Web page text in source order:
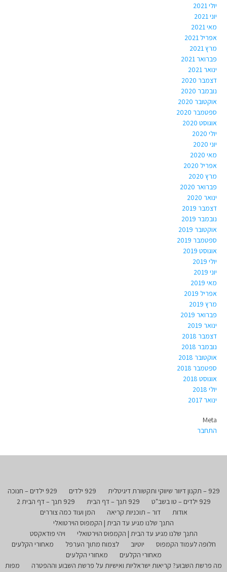
יולי 2021
יוני 2021
מאי 2021
אפריל 2021
מרץ 2021
פברואר 2021
ינואר 2021
דצמבר 2020
נובמבר 2020
אוקטובר 2020
ספטמבר 2020
אוגוסט 2020
יולי 2020
יוני 2020
מאי 2020
אפריל 2020
מרץ 2020
פברואר 2020
ינואר 2020
דצמבר 2019
נובמבר 2019
אוקטובר 2019
ספטמבר 2019
אוגוסט 2019
יולי 2019
יוני 2019
מאי 2019
אפריל 2019
מרץ 2019
פברואר 2019
ינואר 2019
דצמבר 2018
נובמבר 2018
אוקטובר 2018
ספטמבר 2018
אוגוסט 2018
יולי 2018
ינואר 2017
Meta
התחבר
929 – תקנון דיוור שיווקי ותקשורת דיגיטלית 929 ילדים
929 ילדים – חנוכה
929 ילדים – טו בשב"ט
929 תנך – דף הבית
929 תנך – דף הבית 2
אודות
דור – תוכניות קריאה
המן ועוד כמה צוררים
התנך שלנו מגיע עד הבית | הקמפוס הוירטואלי
התנך שלנו מגיע עד הבית | הקמפוס הוירטואלי
ויהי פודאקסט
חלופה לעמוד הקמפוס
יוטיוב לצמוח מתוך הערפל
מאחורי הקלעים
מאחורי הקלעים
מאחורי הקלעים
מה פרשת השבוע? קריאות ישראליות ואישיות על פרשת השבוע וההפטרה
מפות